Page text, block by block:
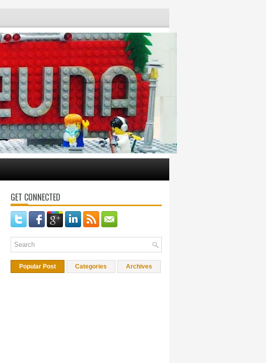
GET CONNECTED
Popular Post Categories Archives